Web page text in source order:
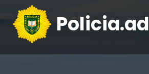
Policia.ad